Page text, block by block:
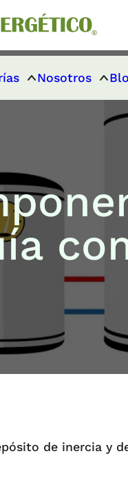
Nosotros
de inercia y